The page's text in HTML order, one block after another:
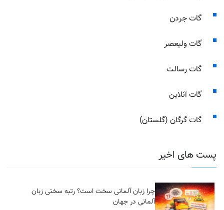
گات جردن
گات ولیعصر
گات رسالت
گات آنلاین
گات گرگان (گلستان)
پست های اخیر
چرا زبان آلمانی سخت است؟ رتبه سختی زبان
آلمانی در جهان